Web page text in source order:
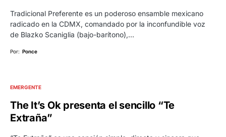
Tradicional Preferente es un poderoso ensamble mexicano
radicado en la CDMX, comandado por la inconfundible voz
de Blazko Scaniglia (bajo-barítono),…
Por: Ponce
EMERGENTE
The It’s Ok presenta el sencillo “Te
Extraña”